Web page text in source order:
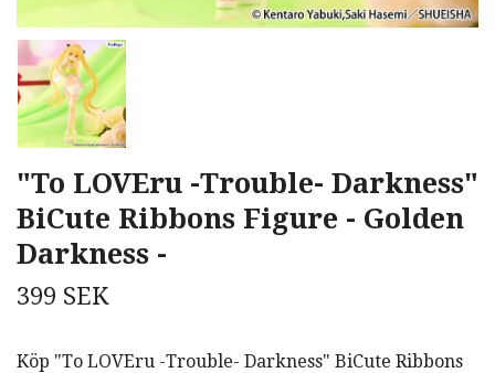
"To LOVEru -Trouble- Darkness"
BiCute Ribbons Figure - Golden
Darkness -
399 SEK
Köp "To LOVEru -Trouble- Darkness" BiCute Ribbons